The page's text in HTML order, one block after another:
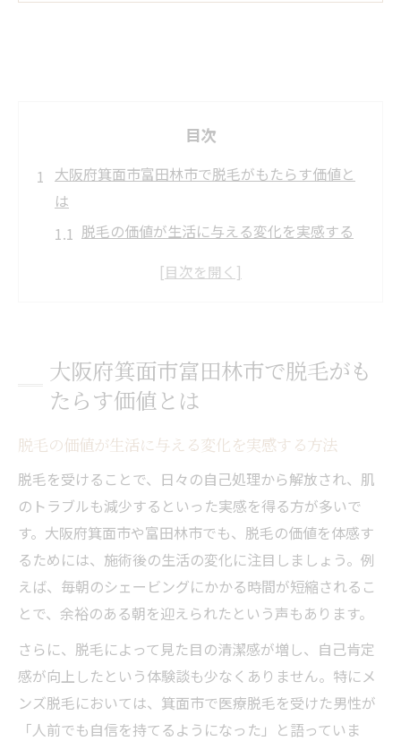
目次
大阪府箕面市富田林市で脱毛がもたらす価値と
は
脱毛の価値が生活に与える変化を実感する
由
脱毛の価値を最大化する地域密着型サロン
イント
脱毛の費用対効果を箕面市富田林市で確かめる
箕面・富田林で賢く脱毛費用を抑える工夫
脱毛の価値を費用面から最大化する選び方
費用対効果が高い脱毛クリニックの特徴を
解説
脱毛の効果を費用と比較して納得する判断
軸
大阪府箕面市富田林市で脱毛がも
たらす価値とは
脱毛の価値が生活に与える変化を実感する方法
脱毛を受けることで、日々の自己処理から解放され、肌
のトラブルも減少するといった実感を得る方が多いで
す。大阪府箕面市や富田林市でも、脱毛の価値を体感す
るためには、施術後の生活の変化に注目しましょう。例
えば、毎朝のシェービングにかかる時間が短縮されるこ
とで、余裕のある朝を迎えられたという声もあります。
さらに、脱毛によって見た目の清潔感が増し、自己肯定
感が向上したという体験談も少なくありません。特にメ
ンズ脱毛においては、箕面市で医療脱毛を受けた男性が
「人前でも自信を持てるようになった」と語っていま